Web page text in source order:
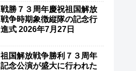
戦勝７３周年慶祝祖国解放
戦争時期象徴縦隊の記念行
進式 2026年7月27日
祖国解放戦争勝利７３周年
記念公演が盛大に行われた